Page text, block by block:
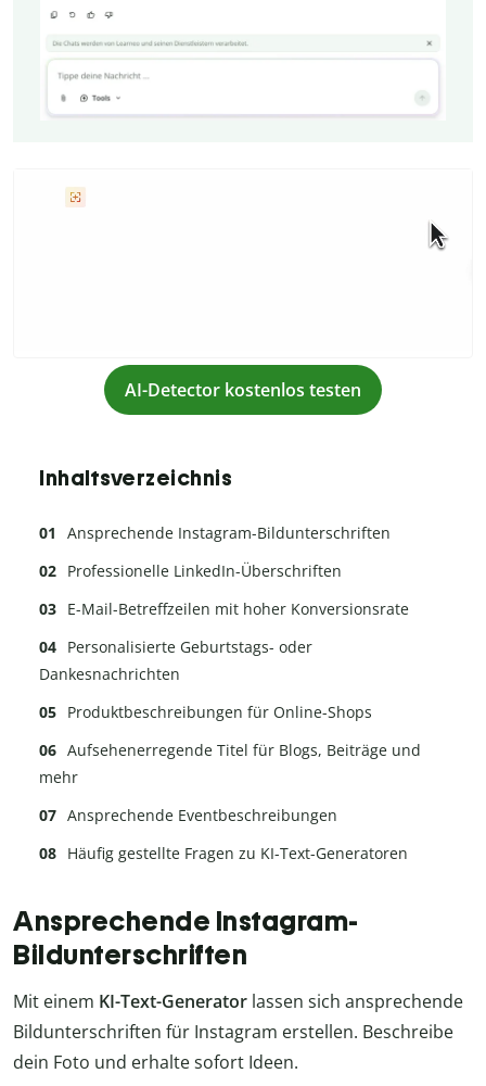
AI-Detector kostenlos testen
Inhaltsverzeichnis
Ansprechende Instagram-Bildunterschriften
Professionelle LinkedIn-Überschriften
E-Mail-Betreffzeilen mit hoher Konversionsrate
Personalisierte Geburtstags- oder
Dankesnachrichten
Produktbeschreibungen für Online-Shops
Aufsehenerregende Titel für Blogs, Beiträge und
mehr
Ansprechende Eventbeschreibungen
Häufig gestellte Fragen zu KI-Text-Generatoren
Ansprechende Instagram-
Bildunterschriften
Mit einem KI-Text-Generator lassen sich ansprechende
Bildunterschriften für Instagram erstellen. Beschreibe
dein Foto und erhalte sofort Ideen.